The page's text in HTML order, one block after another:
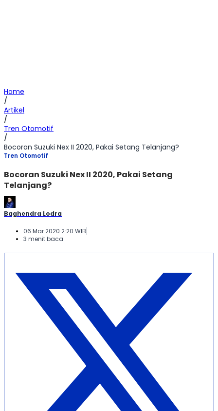
Home
/
Artikel
/
Tren Otomotif
/
Bocoran Suzuki Nex II 2020, Pakai Setang Telanjang?
Tren Otomotif
Bocoran Suzuki Nex II 2020, Pakai Setang
Telanjang?
Baghendra Lodra
06 Mar 2020 2:20 WIB
3 menit baca